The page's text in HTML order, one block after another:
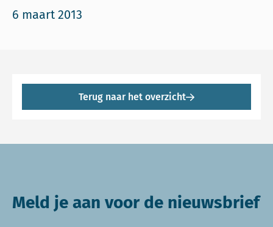
6 maart 2013
Terug naar het overzicht
Meld je aan voor de nieuwsbrief